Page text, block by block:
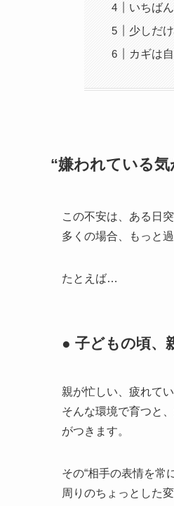
いちば
少しだ
カギは
“嫌われている
この不安は、ある日
多くの場合、もっと
たとえば…
● 子どもの頃、
親が忙しい、疲れて
そんな環境で育つと
がつきます。
その“相手の表情を常
周りのちょっとした